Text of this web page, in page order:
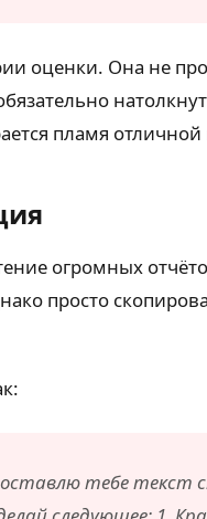
оценки. Она не
пламя
огромных
просто
тебе текст